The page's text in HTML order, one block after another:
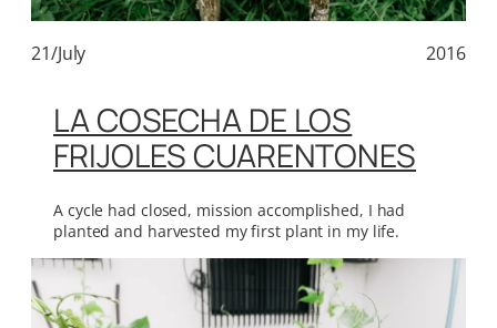
21/July 2016
LA COSECHA DE LOS
FRIJOLES CUARENTONES
A cycle had closed, mission accomplished, I had
planted and harvested my first plant in my life.